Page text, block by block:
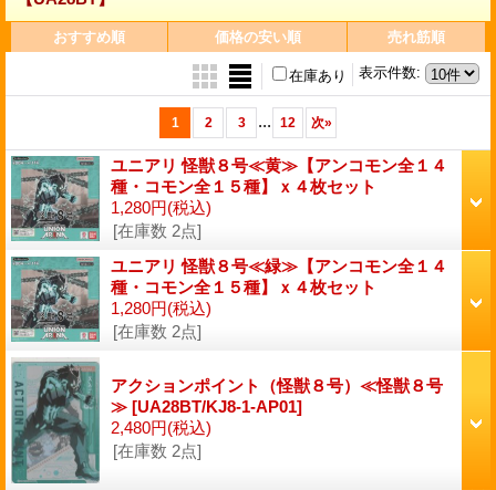
おすすめ順 価格の安い順 売れ筋順
表示件数:
在庫あり
1 2 3 ... 12 次»
ユニアリ 怪獣８号≪黄≫【アンコモン全１４
種・コモン全１５種】ｘ４枚セット
1,280円(税込)
[在庫数 2点]
ユニアリ 怪獣８号≪緑≫【アンコモン全１４
種・コモン全１５種】ｘ４枚セット
1,280円(税込)
[在庫数 2点]
アクションポイント（怪獣８号）≪怪獣８号
≫ [UA28BT/KJ8-1-AP01]
2,480円(税込)
[在庫数 2点]